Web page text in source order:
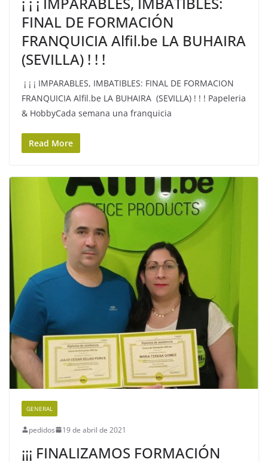
FINAL DE FORMACIÓN
FRANQUICIA Alfil.be LA BUHAIRA
(SEVILLA) ! ! !
¡ ¡ ¡ IMPARABLES, IMBATIBLES: FINAL DE FORMACION
FRANQUICIA Alfil.be LA BUHAIRA (SEVILLA) ! ! ! Papeleria
& HobbyCada semana una franquicia
Read More
GENERAL
pedidos 19 de abril de 2021
¡¡¡ FINALIZAMOS FORMACIÓN